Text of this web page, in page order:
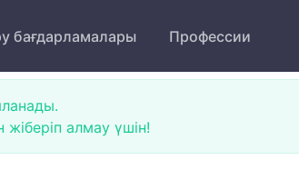
бағдарламалары Профессии
алмау үшін!